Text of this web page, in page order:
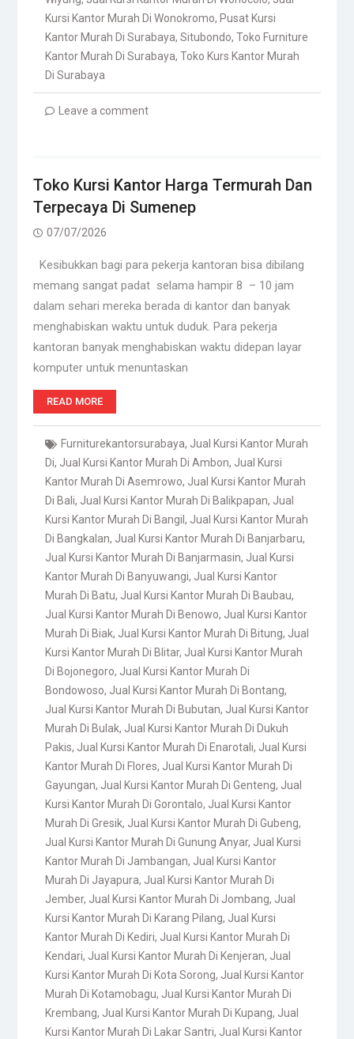
Kursi Kantor Murah Di Wonokromo, Pusat Kursi
Kantor Murah Di Surabaya, Situbondo, Toko Furniture
Kantor Murah Di Surabaya, Toko Kurs Kantor Murah
Di Surabaya
Leave a comment
Toko Kursi Kantor Harga Termurah Dan
Terpecaya Di Sumenep
07/07/2026
Kesibukkan bagi para pekerja kantoran bisa dibilang
memang sangat padat selama hampir 8 – 10 jam
dalam sehari mereka berada di kantor dan banyak
menghabiskan waktu untuk duduk. Para pekerja
kantoran banyak menghabiskan waktu didepan layar
komputer untuk menuntaskan
READ MORE
Furniturekantorsurabaya, Jual Kursi Kantor Murah
Di, Jual Kursi Kantor Murah Di Ambon, Jual Kursi
Kantor Murah Di Asemrowo, Jual Kursi Kantor Murah
Di Bali, Jual Kursi Kantor Murah Di Balikpapan, Jual
Kursi Kantor Murah Di Bangil , Jual Kursi Kantor Murah
Di Bangkalan, Jual Kursi Kantor Murah Di Banjarbaru,
Jual Kursi Kantor Murah Di Banjarmasin, Jual Kursi
Kantor Murah Di Banyuwangi, Jual Kursi Kantor
Murah Di Batu, Jual Kursi Kantor Murah Di Baubau,
Jual Kursi Kantor Murah Di Benowo, Jual Kursi Kantor
Murah Di Biak, Jual Kursi Kantor Murah Di Bitung, Jual
Kursi Kantor Murah Di Blitar, Jual Kursi Kantor Murah
Di Bojonegoro, Jual Kursi Kantor Murah Di
Bondowoso, Jual Kursi Kantor Murah Di Bontang,
Jual Kursi Kantor Murah Di Bubutan, Jual Kursi Kantor
Murah Di Bulak, Jual Kursi Kantor Murah Di Dukuh
Pakis, Jual Kursi Kantor Murah Di Enarotali, Jual Kursi
Kantor Murah Di Flores, Jual Kursi Kantor Murah Di
Gayungan, Jual Kursi Kantor Murah Di Genteng, Jual
Kursi Kantor Murah Di Gorontalo, Jual Kursi Kantor
Murah Di Gresik, Jual Kursi Kantor Murah Di Gubeng,
Jual Kursi Kantor Murah Di Gunung Anyar, Jual Kursi
Kantor Murah Di Jambangan, Jual Kursi Kantor
Murah Di Jayapura, Jual Kursi Kantor Murah Di
Jember, Jual Kursi Kantor Murah Di Jombang, Jual
Kursi Kantor Murah Di Karang Pilang, Jual Kursi
Kantor Murah Di Kediri, Jual Kursi Kantor Murah Di
Kendari, Jual Kursi Kantor Murah Di Kenjeran, Jual
Kursi Kantor Murah Di Kota Sorong, Jual Kursi Kantor
Murah Di Kotamobagu, Jual Kursi Kantor Murah Di
Krembang, Jual Kursi Kantor Murah Di Kupang, Jual
Kursi Kantor Murah Di Lakar Santri, Jual Kursi Kantor